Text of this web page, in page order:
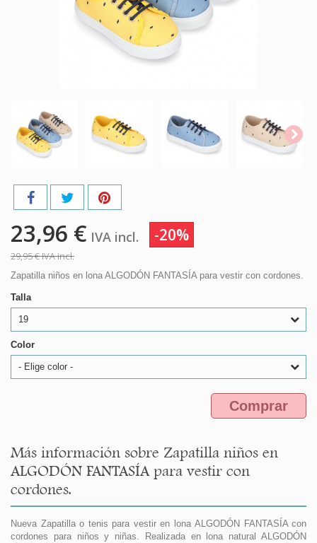
23,96 € IVA incl. -20%
29,95 €IVA incl.
Zapatilla niños en lona ALGODÓN FANTASÍA para vestir con cordones.
Talla
19
Color
- Elige color -
Comprar
Más información sobre Zapatilla niños en
ALGODÓN FANTASÍA para vestir con
cordones.
Nueva Zapatilla o tenis para vestir en lona ALGODÓN FANTASÍA con
cordones para niños y niñas. Realizada en lona natural ALGODÓN